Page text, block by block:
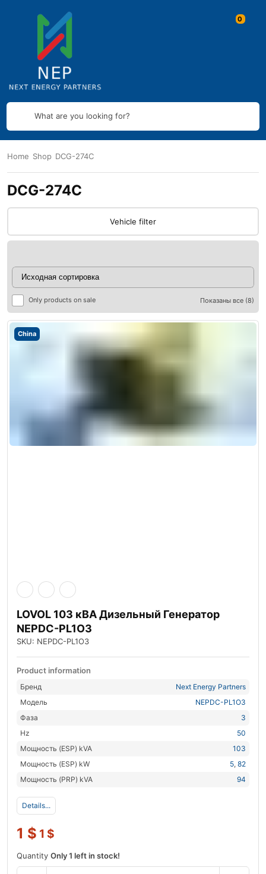
What are you looking for?
Home Shop DCG-274C
DCG-274C
Vehicle filter
Only products on sale Показаны все (8)
China
LOVOL 103 кВА Дизельный Генератор
NEPDC-PL1O3
SKU: NEPDC-PL1O3
Product information
Бренд
Next Energy Partners
Модель
NEPDC-PL1O3
Фаза
3
Hz
50
Мощность (ESP) kVA
103
Мощность (ESP) kW
5, 82
Мощность (PRP) kVA
94
Details...
1 $ 1 $
Quantity Only 1 left in stock!